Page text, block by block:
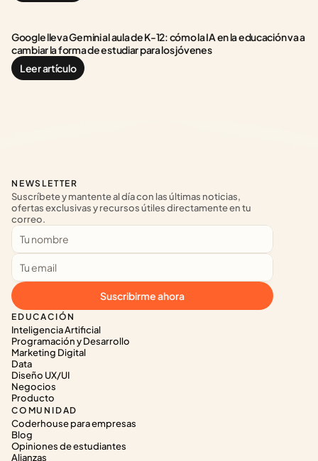
Google lleva Gemini al aula de K-12: cómo la IA en la educación va a
cambiar la forma de estudiar para los jóvenes
Leer artículo
EDUCACIÓN
Inteligencia Artificial
Programación y Desarrollo
Marketing Digital
Data
Diseño UX/UI
Negocios
Producto
COMUNIDAD
Coderhouse para empresas
Blog
Opiniones de estudiantes
Alianzas
NEWSLETTER
Suscríbete y mantente al día con las últimas noticias,
ofertas exclusivas y recursos útiles directamente en tu
correo.
Suscribirme ahora